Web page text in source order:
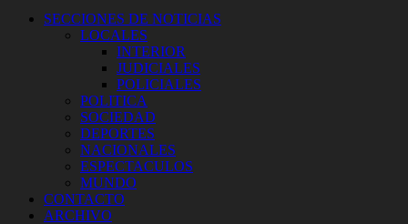
SECCIONES DE NOTICIAS
LOCALES
INTERIOR
JUDICIALES
POLICIALES
POLITICA
SOCIEDAD
DEPORTES
NACIONALES
ESPECTACULOS
MUNDO
CONTACTO
ARCHIVO